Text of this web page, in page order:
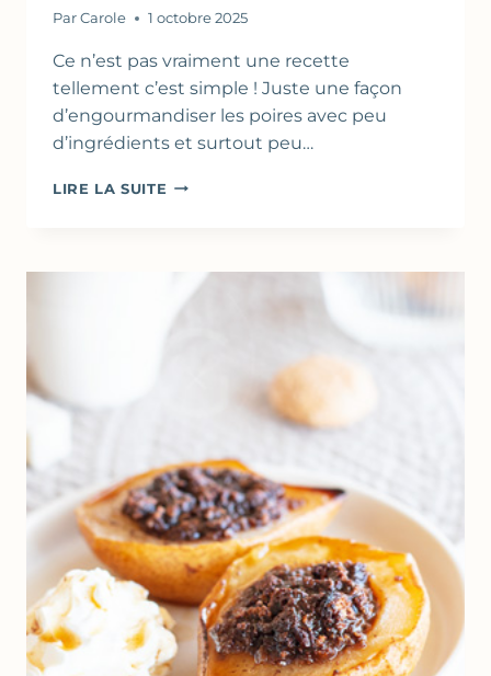
Par Carole 1 octobre 2025
Ce n’est pas vraiment une recette
tellement c’est simple ! Juste une façon
d’engourmandiser les poires avec peu
d’ingrédients et surtout peu…
LIRE LA SUITE POIRES
COCO